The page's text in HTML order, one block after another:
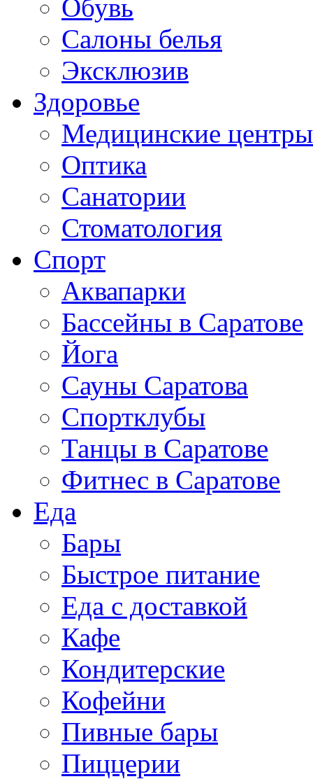
Обувь
Салоны белья
Эксклюзив
Здоровье
Медицинские центры
Оптика
Санатории
Стоматология
Спорт
Аквапарки
Бассейны в Саратове
Йога
Сауны Саратова
Спортклубы
Танцы в Саратове
Фитнес в Саратове
Еда
Бары
Быстрое питание
Еда с доставкой
Кафе
Кондитерские
Кофейни
Пивные бары
Пиццерии